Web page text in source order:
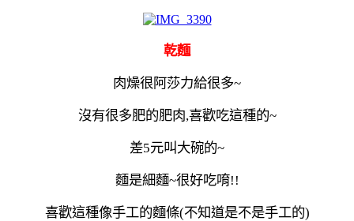
乾麵
肉燥很阿莎力給很多~
沒有很多肥的肥肉,喜歡吃這種的~
差5元叫大碗的~
麵是細麵~很好吃唷!!
喜歡這種像手工的麵條(不知道是不是手工的)